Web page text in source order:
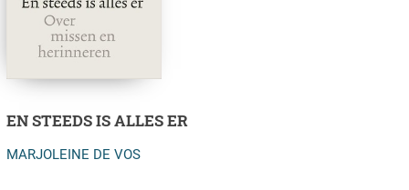
EN STEEDS IS ALLES ER
MARJOLEINE DE VOS